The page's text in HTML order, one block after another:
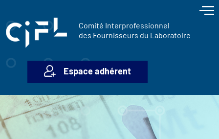
Comité Interprofessionnel
des Fournisseurs du Laboratoire
Espace adhérent